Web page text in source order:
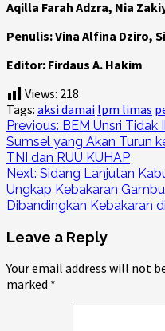
Aqilla Farah Adzra, Nia
Penulis: Vina Alfina Dziro,
Editor: Firdaus A. Hakim
Views: 218
Tags: aksi damai lpm limas
Continue
Reading
Previous: BEM Unsri Tidak
Sumsel yang Akan Turun
TNI dan RUU KUHAP
Next: Sidang Lanjutan
Ungkap Kebakaran
Dibandingkan Kebakaran
Leave a Reply
Your email address will not
marked *